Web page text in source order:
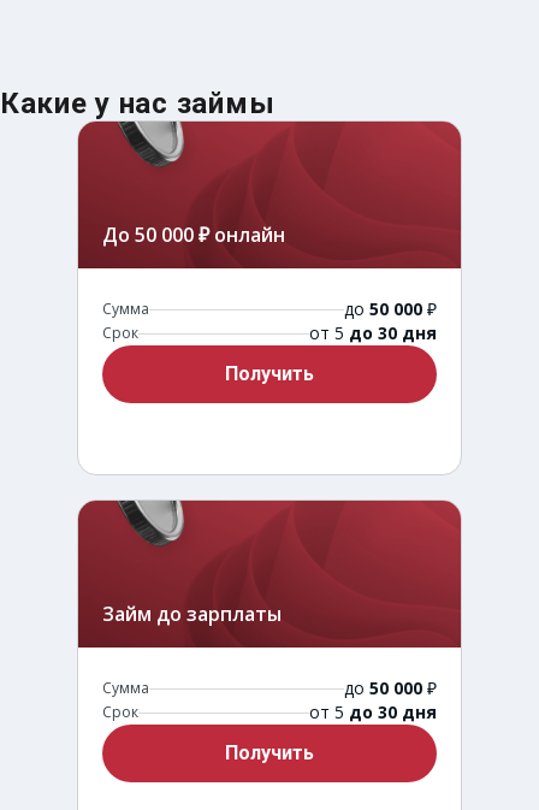
Какие у нас займы
До 50 000 ₽ онлайн
Сумма до 50 000 ₽
Срок от 5 до 30 дня
Получить
Займ до зарплаты
Сумма до 50 000 ₽
Срок от 5 до 30 дня
Получить